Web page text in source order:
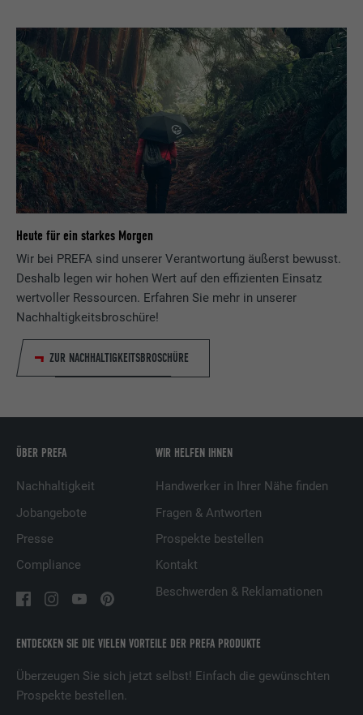
Heute für ein starkes Morgen
Wir bei PREFA sind unserer Verantwortung äußerst bewusst.
Deshalb legen wir hohen Wert auf den effizienten Einsatz
wertvoller Ressourcen. Erfahren Sie mehr in unserer
Nachhaltigkeitsbroschüre!
ZUR NACHHALTIGKEITSBROSCHÜRE
ENTDECKEN SIE DIE VIELEN VORTEILE DER PREFA PRODUKTE
Überzeugen Sie sich jetzt selbst! Einfach die gewünschten
Prospekte bestellen.
ÜBER PREFA
Nachhaltigkeit
Jobangebote
Presse
Compliance
WIR HELFEN IHNEN
Handwerker in Ihrer Nähe finden
Fragen & Antworten
Prospekte bestellen
Kontakt
Beschwerden & Reklamationen
Name UserMatchHistory
Anbieter LinkedIn
Laufzeit 29 Tage
Zweck
Wird verwendet, um Besucher auf
mehreren Webseiten zu verfolgen, um
relevante Werbung basierend auf den
präsentieren.
Name lidc
Dienstleistungen.
Name
Laufzeit
Zweck
das SameSite-Attribut für alle Cookies in